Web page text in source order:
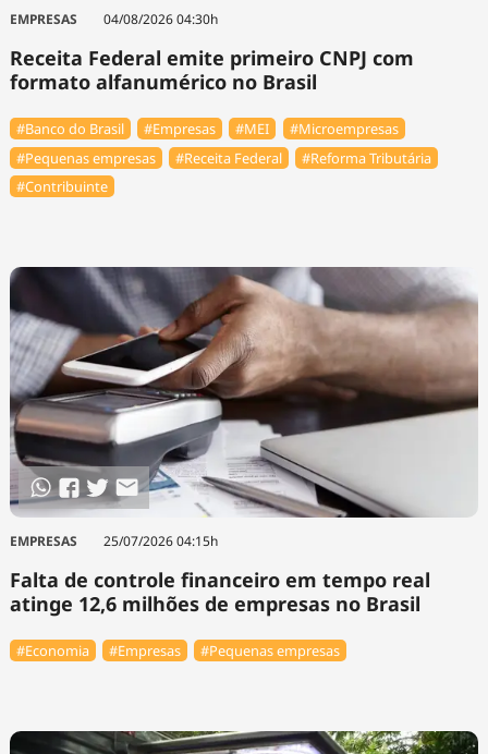
Cinema
Infraestrutura
EMPRESAS 04/08/2026 04:30h
Receita Federal emite primeiro CNPJ com
formato alfanumérico no Brasil
#Banco do Brasil #Empresas #MEI
#Microempresas
#Pequenas empresas
#Receita Federal
#Reforma Tributária
#Contribuinte
EMPRESAS 25/07/2026 04:15h
Falta de controle financeiro em tempo real
atinge 12,6 milhões de empresas no Brasil
#Economia #Empresas #Pequenas empresas